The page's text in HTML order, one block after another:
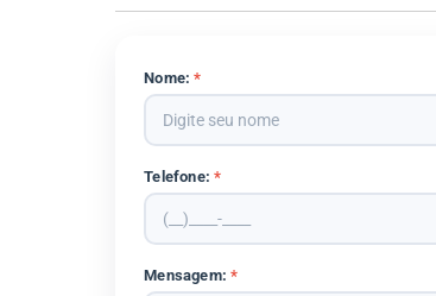
Nome:*
Telefone:*
Mensagem:*